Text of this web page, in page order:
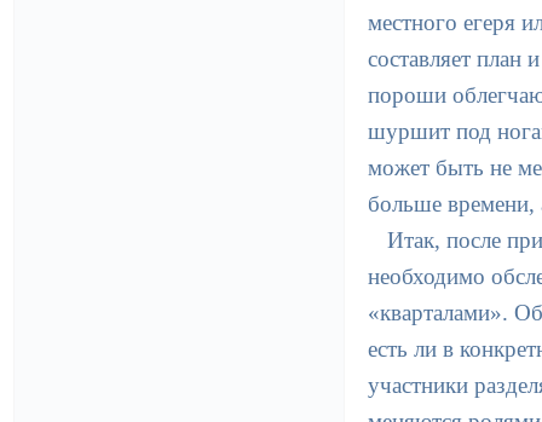
местного егеря
составляет план
пороши
шуршит под
может быть не
больше времени,
Итак, после
необходимо
«кварталами».
есть ли в
участники